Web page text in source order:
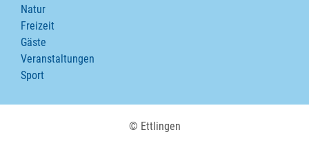
Natur
Freizeit
Gäste
Veranstaltungen
Sport
© Ettlingen